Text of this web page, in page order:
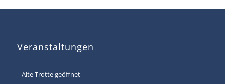
Veranstaltungen
Alte Trotte geöffnet